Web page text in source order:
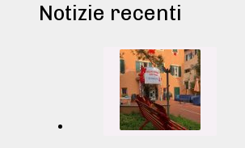
Notizie recenti